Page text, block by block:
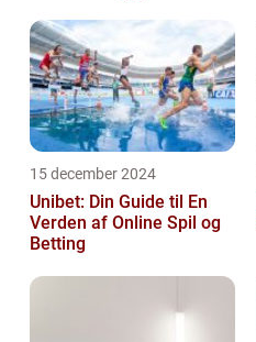
15 december 2024
Unibet: Din Guide til En
Verden af Online Spil og
Betting